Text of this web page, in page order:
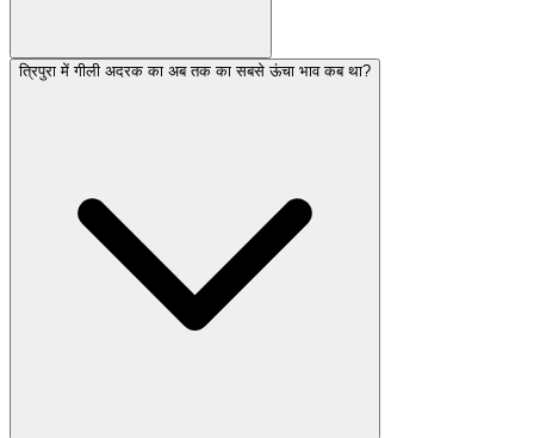
त्रिपुरा में गीली अदरक का अब तक का सबसे ऊंचा भाव कब था?